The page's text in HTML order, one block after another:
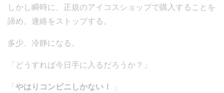
しかし瞬時に、正規のアイコスショップで購入することを
諦め、連絡をストップする。
多少、冷静になる。
「どうすれば今日手に入るだろうか？」
「 やはりコンビニしかない！ 」